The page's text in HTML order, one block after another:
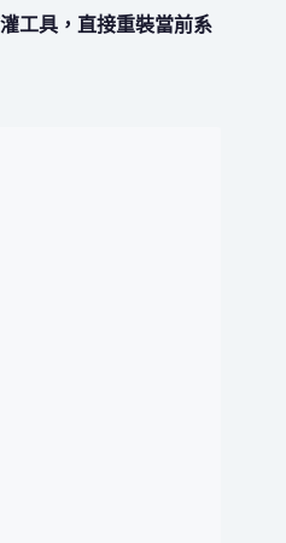
工具，直接重裝當前系